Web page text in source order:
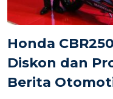
Honda
Diskon dan
Berita